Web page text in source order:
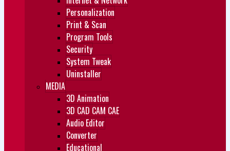
Personalization
Print & Scan
Program Tools
Security
System Tweak
Uninstaller
MEDIA
3D Animation
3D CAD CAM CAE
Audio Editor
Converter
Educational